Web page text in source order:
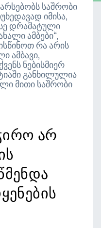
საშრობი
იმისა,
დრამატული
ამბები“,
რა არის
ამბავი,
ნებისმიერ
განხილულია
მითი საშრობი
არ